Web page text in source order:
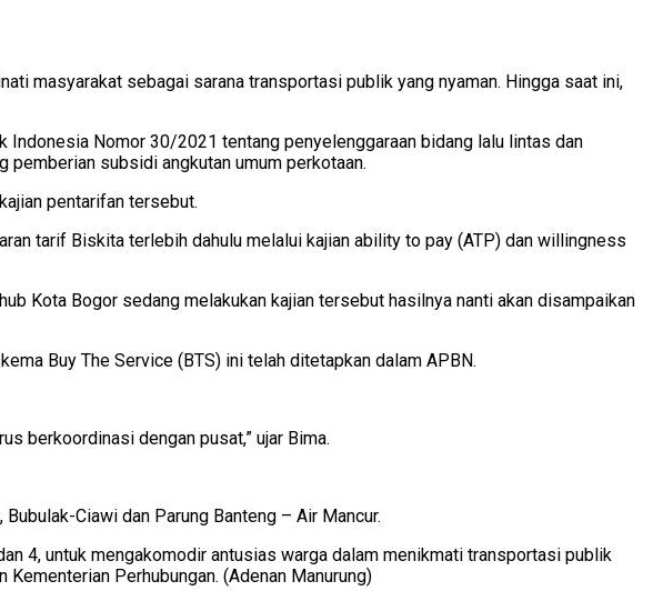
masyarakat sebagai sarana transportasi publik yang nyaman. Hingga saat ini,
Indonesia Nomor 30/2021 tentang penyelenggaraan bidang lalu lintas dan
subsidi angkutan umum perkotaan.
pentarifan tersebut.
tarif Biskita terlebih dahulu melalui kajian ability to pay (ATP) dan willingness
Kota Bogor sedang melakukan kajian tersebut hasilnya nanti akan disampaikan
Buy The Service (BTS) ini telah ditetapkan dalam APBN.
berkoordinasi dengan pusat,” ujar Bima.
Ciawi dan Parung Banteng – Air Mancur.
4, untuk mengakomodir antusias warga dalam menikmati transportasi publik
Perhubungan. (Adenan Manurung)